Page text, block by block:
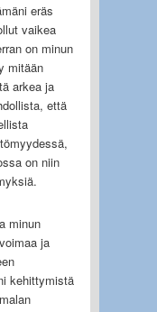
eräs
vaikea
on minun
mitään
arkea ja
että
on niin
minun
ja
kehittymistä